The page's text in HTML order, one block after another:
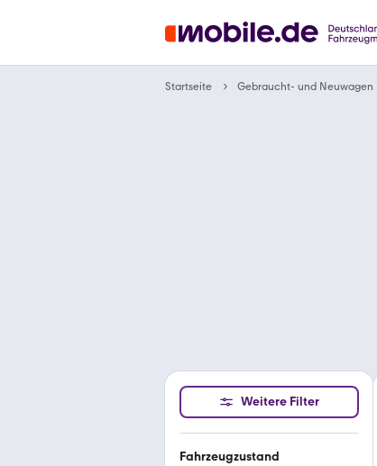
Startseite Gebraucht- und Neuwagen
Weitere Filter
Fahrzeugzustand